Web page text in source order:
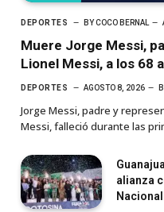
DEPORTES BYCOCO BERNAL
Muere Jorge Messi,
Lionel Messi, a los 68
DEPORTES AGOSTO 8, 2026
Jorge Messi, padre y
Messi, falleció durante las
alianza